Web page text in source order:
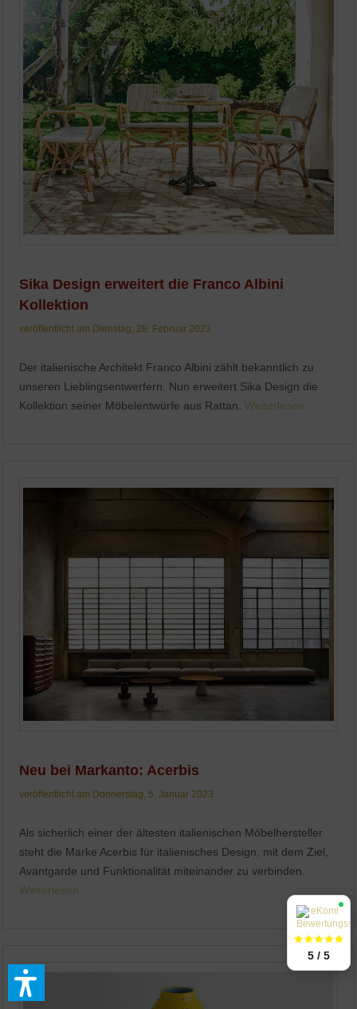
Sika Design erweitert die Franco Albini
Kollektion
veröffentlicht am Dienstag, 28. Februar 2023
Der italienische Architekt Franco Albini zählt bekanntlich zu
unseren Lieblingsentwerfern. Nun erweitert Sika Design die
Kollektion seiner Möbelentwürfe aus Rattan.Weiterlesen
Neu bei Markanto: Acerbis
veröffentlicht am Donnerstag, 5. Januar 2023
Als sicherlich einer der ältesten italienischen Möbelhersteller
steht die Marke Acerbis für italienisches Design, mit dem Ziel,
Avantgarde und Funktionalität miteinander zu verbinden.
Weiterlesen
5 / 5